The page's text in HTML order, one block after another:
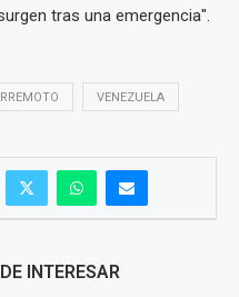
tras una emergencia".
VENEZUELA
INTERESAR